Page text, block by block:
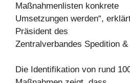
Maßnahmenlisten konkrete
Umsetzungen werden“,
Präsident des
Zentralverbandes Spedition
Die Identifikation von rund